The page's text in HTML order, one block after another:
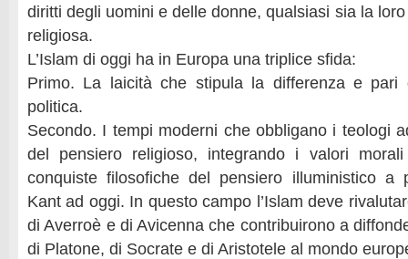
diritti degli uomini e delle donne, qualsiasi sia la
religiosa.
L’Islam di oggi ha in Europa una triplice sfida:
Primo. La laicità che stipula la differenza e pari
politica.
Secondo. I tempi moderni che obbligano i teologi
del pensiero religioso, integrando i valori
conquiste filosofiche del pensiero illuministico a
Kant ad oggi. In questo campo l’Islam deve
di Averroè e di Avicenna che contribuirono a
di Platone, di Socrate e di Aristotele al mondo